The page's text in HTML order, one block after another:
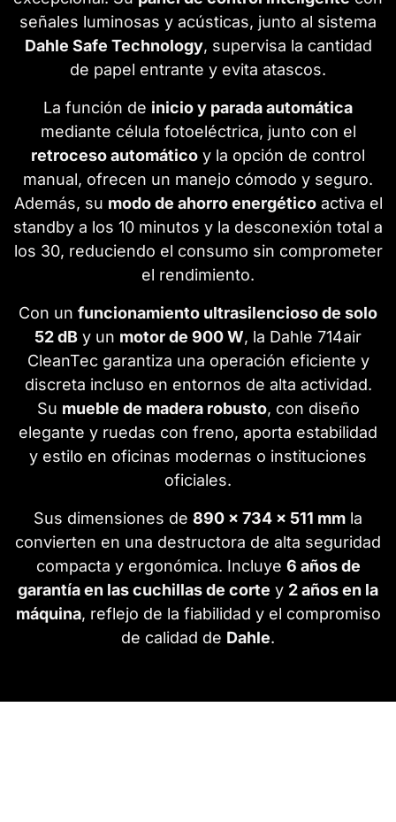
señales luminosas y acústicas, junto al sistema
Dahle Safe Technology, supervisa la cantidad
de papel entrante y evita atascos.
La función de inicio y parada automática
mediante célula fotoeléctrica, junto con el
retroceso automático y la opción de control
manual, ofrecen un manejo cómodo y seguro.
Además, su modo de ahorro energéticoactiva el
standby a los 10 minutos y la desconexión total a
los 30, reduciendo el consumo sin comprometer
el rendimiento.
Con un funcionamiento ultrasilencioso de solo
52 dB y un motor de 900 W, la Dahle 714air
CleanTec garantiza una operación eficiente y
discreta incluso en entornos de alta actividad.
Su mueble de madera robusto, con diseño
elegante y ruedas con freno, aporta estabilidad
y estilo en oficinas modernas o instituciones
oficiales.
Sus dimensiones de 890 × 734 × 511 mm la
convierten en una destructora de alta seguridad
compacta y ergonómica. Incluye 6 años de
garantía en las cuchillas de corte y 2 años en la
máquina, reflejo de la fiabilidad y el compromiso
de calidad de Dahle.